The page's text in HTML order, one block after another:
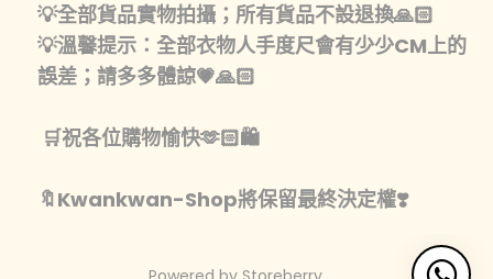
💡全部貨品實物拍攝；所有貨品不設退換🙏🏻
💡溫馨提示：全部衣物人手度尺會有少少CM上的
誤差；請多多體諒💗🙏🏻
🛒祝各位購物愉快🫶🏻🛍️
🔖Kwankwan-Shop將保留最終決定權❣️